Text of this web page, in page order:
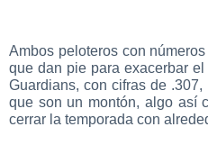
Ambos peloteros con
que dan pie para exacerbar
Guardians, con cifras de
que son un montón, algo así
cerrar la temporada con